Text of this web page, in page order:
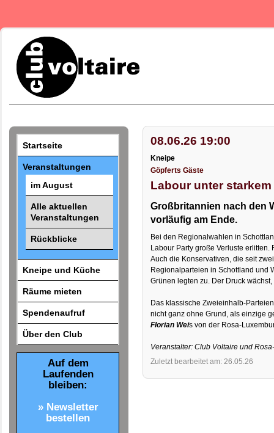
Startseite
Veranstaltungen
im August
Alle aktuellen
Veranstaltungen
Rückblicke
Kneipe und Küche
Räume mieten
Spendenaufruf
Über den Club
Auf dem
Laufenden
bleiben:
» Newsletter
bestellen
08.06.26 19:00
Kneipe
Göpferts Gäste
Labour unter
Großbritannien nach den
vorläufig am Ende.
Bei den Regionalwahlen in
Labour Party große Verluste
Auch die Konservativen, die seit
Regionalparteien in Schottland und
Grünen legten zu. Der Druck
Das klassische Zweieinhalb-
nicht ganz ohne Grund, als einzige
Florian Weis von der Rosa-
Veranstalter: Club Voltaire und
Zuletzt bearbeitet am: 26.05.26